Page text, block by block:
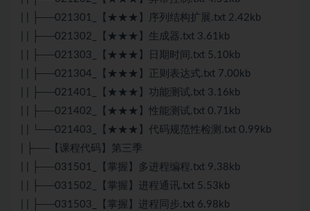
| | ├──021301_【★★★】序列结构扩展.txt 2.42kb
| | ├──021302_【★★★】生成器.txt 3.61kb
| | ├──021303_【★★★】日期时间.txt 5.10kb
| | ├──021304_【★★★】正则表达式.txt 7.00kb
| | ├──021401_【★★★】功能测试.txt 3.16kb
| | ├──021402_【★★★】性能测试.txt 0.71kb
| | └──021403_【★★★】代码规范性检测.txt 0.99kb
| ├──【课程代码】第三季
| | ├──031501_【掌握】多进程编程.txt 9.38kb
| | ├──031502_【掌握】进程通讯.txt 5.53kb
| | ├──031503_【掌握】进程同步.txt 6.98kb